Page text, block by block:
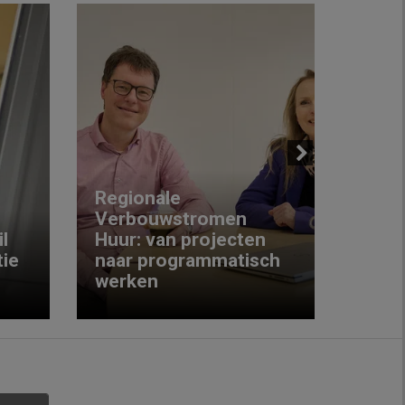
Regionale
Verbouwstromen
Huur: van projecten
naar programmatisch
werken
Next